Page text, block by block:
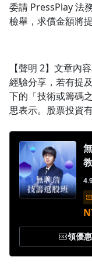
委請 PressPlay 法
檢舉，求償金額將
【聲明 2】文章內
經驗分享，若有提
下的「技術或籌碼
思表示。股票投資
領優惠